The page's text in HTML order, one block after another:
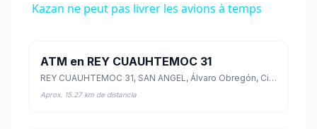
Kazan ne peut pas livrer les avions à temps
ATM en REY CUAUHTEMOC 31
REY CUAUHTEMOC 31, SAN ANGEL, Álvaro Obregón, Ciudad de México
Aprox. 15.27 km de distancia